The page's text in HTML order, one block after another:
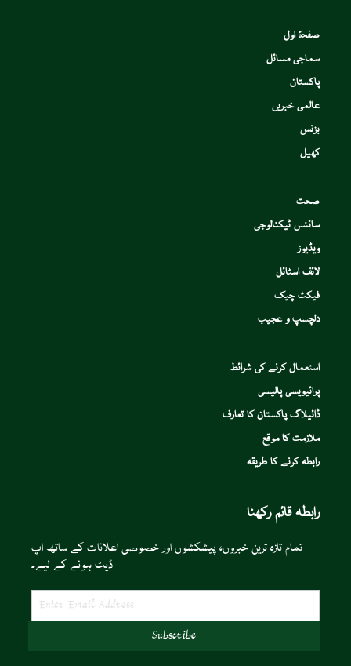
صفحۂ اول
سماجی مسائل
پاکستان
عالمی خبریں
بزنس
کھیل
صحت
سائنس ٹیکنالوجی
ویڈیوز
لائف اسٹائل
فیکٹ چیک
دلچسپ و عجیب
استعمال کرنے کی شرائط
پرائیویسی پالیسی
ڈائیلاگ پاکستان کا تعارف
ملازمت کا موقع
رابطہ کرنے کا طریقہ
رابطہ قائم رکھنا
تمام تازہ ترین خبروں، پیشکشوں اور خصوصی اعلانات کے ساتھ اپ
ڈیٹ ہونے کے لیے۔